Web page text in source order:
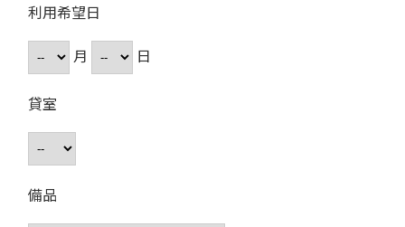
利用希望日
月
日
貸室
備品